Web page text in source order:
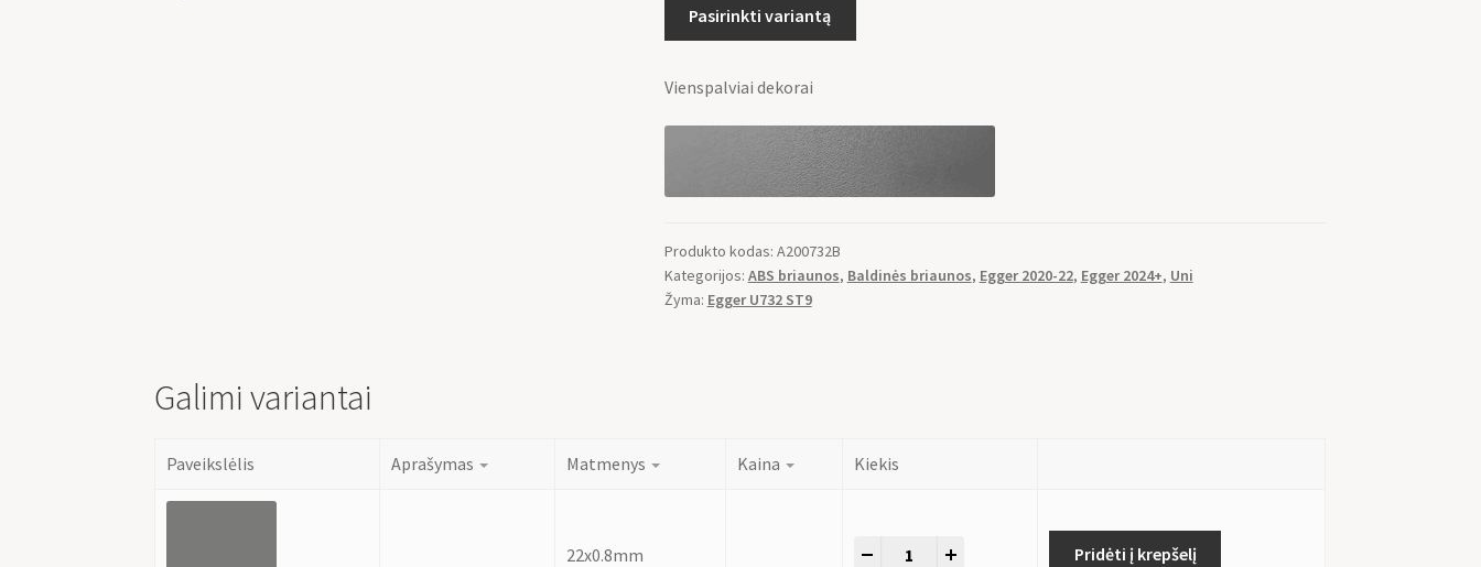
Pasirinkti variantą
Vienspalviai dekorai
Produkto kodas: A200732B
Kategorijos: ABS briaunos, Baldinės briaunos, Egger 2020-22, Egger 2024+, Uni
Žyma: Egger U732 ST9
Galimi variantai
Paveikslėlis Aprašymas Matmenys Kaina Kiekis
22x0.8mm Pridėti į krepšelį